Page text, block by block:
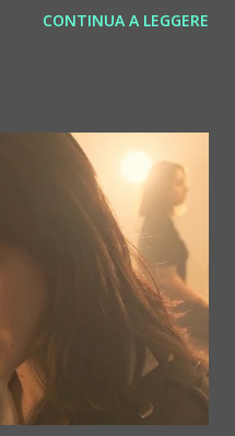
la gara regina di 10 km,
assegnato, mentre la
gare (la SPRING di 5
x 500 metri e OCEANKIDS
poche settimane ad
che riempie
di mezzo mondo.
edizioni precedenti –
romagnola di
CONTINUA A LEGGERE